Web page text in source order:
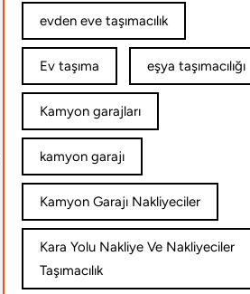
evden eve taşımacılık
Ev taşıma eşya taşımacılığı
Kamyon garajları
kamyon garajı
Kamyon Garajı Nakliyeciler
Kara Yolu Nakliye Ve Nakliyeciler
Taşımacılık